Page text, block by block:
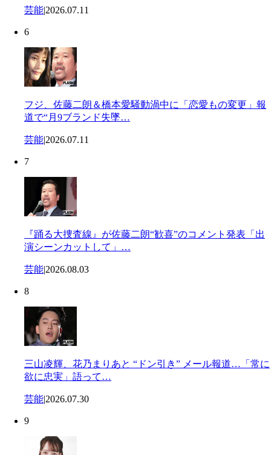
芸能|2026.07.11
6
フジ、佐藤二朗＆橋本愛騒動渦中に「恋愛もの変更」報
道で“月9ブランド失墜…
芸能|2026.07.11
7
『踊る大捜査線』が佐藤二朗“歓喜”のコメント発表「出
演シーンカットして」…
芸能|2026.08.03
8
三山凌輝、花乃まりあと “ドン引き” メール報道…「常に
欲に忠実」語って…
芸能|2026.07.30
9